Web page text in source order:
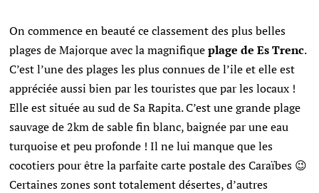
On commence en beauté ce classement des plus belles
plages de Majorque avec la magnifiqueplage de Es Trenc.
C’est l’une des plages les plus connues de l’ile et elle est
appréciée aussi bien par les touristes que par les locaux !
Elle est située au sud de Sa Rapita. C’est une grande plage
sauvage de 2km de sable fin blanc, baignée par une eau
turquoise et peu profonde ! Il ne lui manque que les
cocotiers pour être la parfaite carte postale des Caraïbes 😉
Certaines zones sont totalement désertes, d’autres